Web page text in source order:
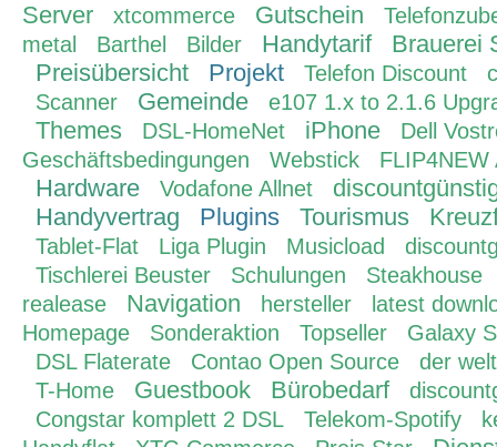
Server xtcommerce Gutschein
metal
Barthel Bilder Handytarif
Brauerei
Preisübersicht
Projekt Telefon Discount
Scanner
Gemeinde e107 1.x to 2.1.6
Themes DSL-HomeNet iPhone
Dell
Geschäftsbedingungen
Webstick FLIP4NEW
Hardware Vodafone Allnet
Handyvertrag
Plugins Tourismus
Tablet-Flat Liga Plugin Musicload
Tischlerei Beuster
Schulungen
Steakhouse
realease
Navigation hersteller
latest
Homepage
Sonderaktion Topseller
Galaxy
DSL Flaterate
Contao Open Source
der welt
T-Home
Guestbook Bürobedarf
Congstar komplett 2 DSL
Telekom-Spotify